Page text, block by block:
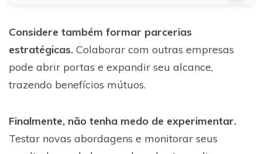
Considere também formar parcerias
estratégicas. Colaborar com outras empresas
pode abrir portas e expandir seu alcance,
trazendo benefícios mútuos.
Finalmente, não tenha medo de experimentar.
Testar novas abordagens e monitorar seus